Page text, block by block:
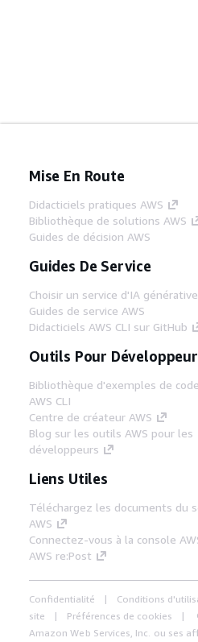
Mise En Route
Didacticiels pratiques AWS
Bibliothèque de solutions AWS
Guides de décision AWS
Guides De Service
Choisir un service d'IA générative
Guides de service AWS
Didacticiels AWS CLI sur GitHub
Outils Pour
Bibliothèque d'exemples de
AWS CLI
Centre de créateur AWS
Blog sur les outils AWS pour les
développeurs
Liens Utiles
Téléchargez les documents du
AWS
Connectez-vous à la console
AWS re:Post
Confidentialité
Conditions
site
Préférences de cookies
Amazon Web Services, Inc. ou ses